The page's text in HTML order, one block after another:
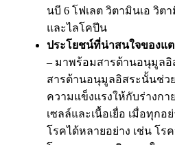
นบี 6 โฟเลต วิตามินเอ วิ
และไลโคปีน
ประโยชน์ที่น่าสนใจของแต
– มาพร้อมสารต้านอนุมูลอิ
สารต้านอนุมูลอิสระนั้นช่ว
ความแข็งแรงให้กับร่างกา
เซลล์และเนื้อเยื่อ เมื่อทุกอ
โรคได้หลายอย่าง เช่น โร